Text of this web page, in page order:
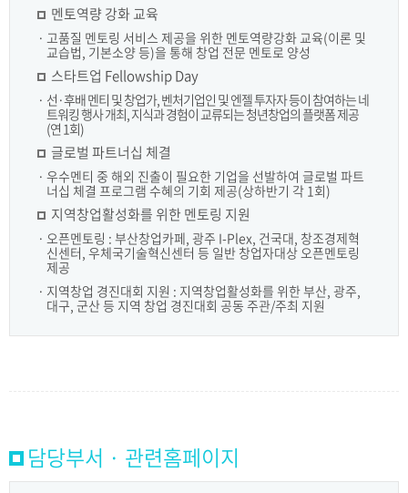
멘토역량 강화 교육
고품질 멘토링 서비스 제공을 위한 멘토역량강화 교육(이론 및
교습법, 기본소양 등)을 통해 창업 전문 멘토로 양성
스타트업 Fellowship Day
선·후배 멘티 및 창업가, 벤처기업인 및 엔젤 투자자 등이 참여하는 네
트워킹 행사 개최, 지식과 경험이 교류되는 청년창업의 플랫폼 제공
(연 1회)
글로벌 파트너십 체결
우수멘티 중 해외 진출이 필요한 기업을 선발하여 글로벌 파트
너십 체결 프로그램 수혜의 기회 제공(상하반기 각 1회)
지역창업활성화를 위한 멘토링 지원
오픈멘토링 : 부산창업카페, 광주 I-Plex, 건국대, 창조경제혁
신센터, 우체국기술혁신센터 등 일반 창업자대상 오픈멘토링
제공
지역창업 경진대회 지원 : 지역창업활성화를 위한 부산, 광주,
대구, 군산 등 지역 창업 경진대회 공동 주관/주최 지원
담당부서 · 관련홈페이지